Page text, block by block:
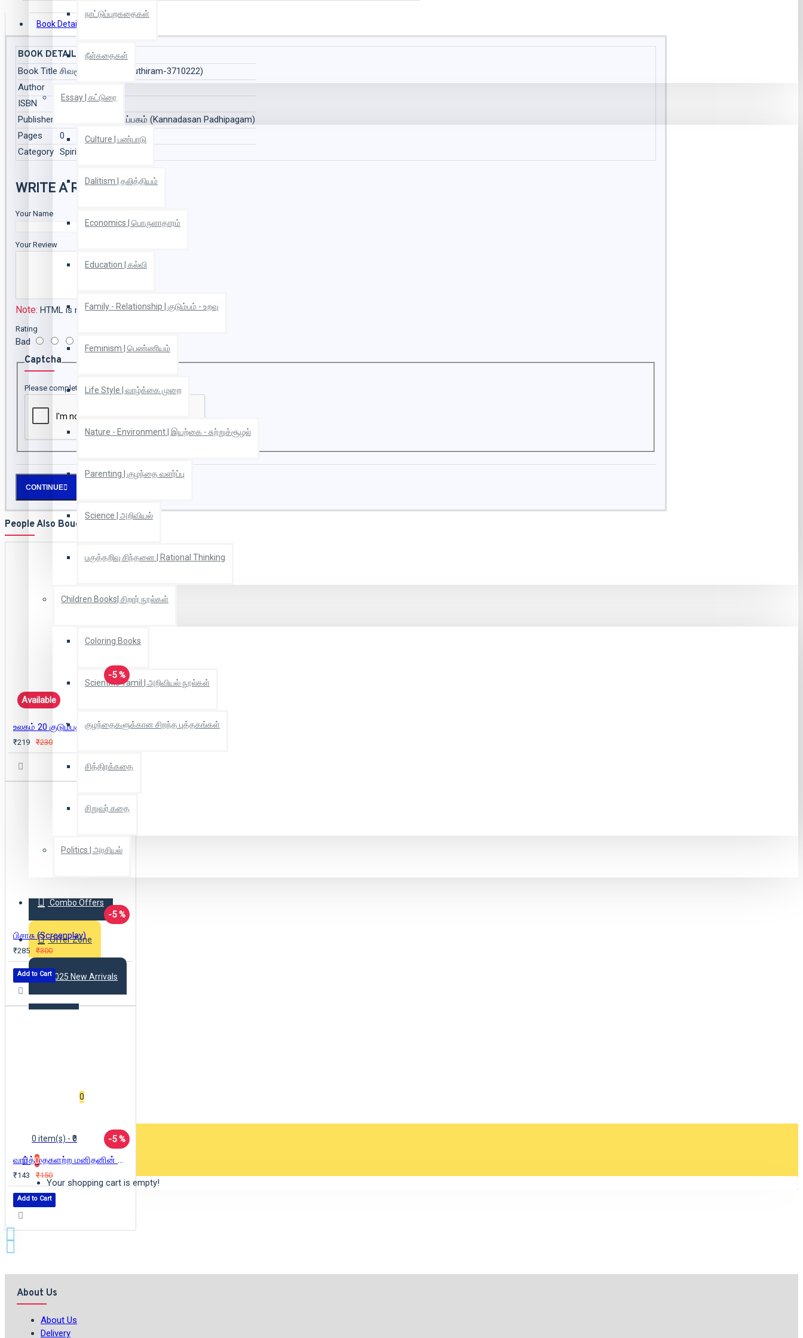
நாட்டுப்புறகதைகள்
நீள்கதைகள்
Essay | கட்டுரை
Culture | பண்பாடு
Dalitism | தலித்தியம்
Economics | பொருளாதாரம்
Education | கல்வி
Family - Relationship | குடும்பம் - உறவு
Feminism | பெண்ணியம்
Life Style | வாழ்க்கை முறை
Nature - Environment | இயற்கை - சுற்றுச்சூழல்
Parenting | குழந்தை வளர்ப்பு
Science | அறிவியல்
பகுத்தறிவு சிந்தனை | Rational Thinking
Children Books| சிறார் நூல்கள்
Coloring Books
Scientific Tamil | அறிவியல் நூல்கள்
குழந்தைகளுக்கான சிறந்த புத்தகங்கள்
சித்திரக்கதை
சிறுவர் கதை
Politics | அரசியல்
Combo Offers
Offer Zone
2025 New Arrivals
0
0 item(s) - ₹0
0
Your shopping cart is empty!
Book Details
BOOK DETAILS
Book Title சிவசூத்திரம் (sivasuthiram-3710222)
Author
ISBN
9788184026146
Publisher
கண்ணதாசன் பதிப்பகம் (Kannadasan Padhipagam)
Pages
0
Category Spirituality | ஆன்மீகம்
WRITE A REVIEW
Your Name
Your Review
Note: HTML is not translated!
Rating
Bad
Captcha
Please complete the captcha validation below
CONTINUE
People Also Bought
-5 %
Available
உலகம் 20 குடும்பத்துக்குச் சொந்தம்
₹219 ₹230
-5 %
பிசாசு (Screenplay)
₹285 ₹300
Add to Cart
-5 %
வார்த்தைகளற்ற மனிதனின் வார்த்தைகள்
₹143 ₹150
Add to Cart
About Us
About Us
Delivery